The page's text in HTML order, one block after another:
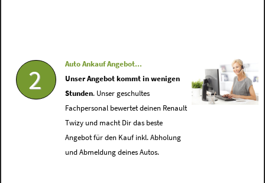
2
Auto Ankauf Angebot...
Unser Angebot kommt in wenigen
Stunden. Unser geschultes
Fachpersonal bewertet deinen Renault
Twizy und macht Dir das beste
Angebot für den Kauf inkl. Abholung
und Abmeldung deines Autos.